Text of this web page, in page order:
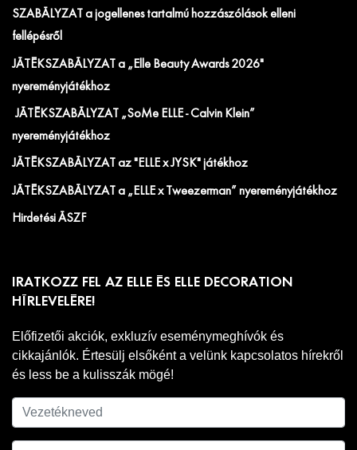
SZABÁLYZAT a jogellenes tartalmú hozzászólások elleni
fellépésről
JÁTÉKSZABÁLYZAT a „Elle Beauty Awards 2026"
nyereményjátékhoz
JÁTÉKSZABÁLYZAT „SoMe ELLE - Calvin Klein”
nyereményjátékhoz
JÁTÉKSZABÁLYZAT az "ELLE x JYSK" játékhoz
JÁTÉKSZABÁLYZAT a „ELLE x Tweezerman” nyereményjátékhoz
Hirdetési ÁSZF
IRATKOZZ FEL AZ ELLE ÉS ELLE DECORATION
HÍRLEVELÉRE!
Előfizetői akciók, exkluzív eseménymeghívók és
cikkajánlók. Értesülj elsőként a velünk kapcsolatos hírekről
és less be a kulisszák mögé!